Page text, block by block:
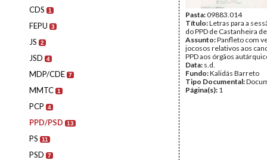
CDS 1
FEPU 3
JS 2
JSD 4
MDP/CDE 7
MMTC 1
PCP 4
PPD/PSD 13
PS 11
PSD 7
Pasta:09883.014
Título:Letras para a
do PPD de Castanheira
Assunto:Panfleto com
jocosos relativos aos
PPD aos órgãos
Data: s.d.
Fundo:Kalidás Barreto
Tipo Documental:
Página(s): 1